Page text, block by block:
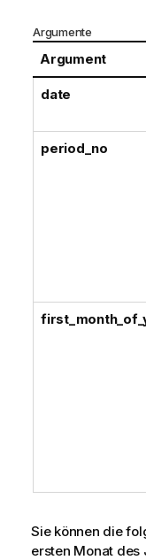
w
Argumente
Argument
date
period_no
Sie können die
ersten Monat des